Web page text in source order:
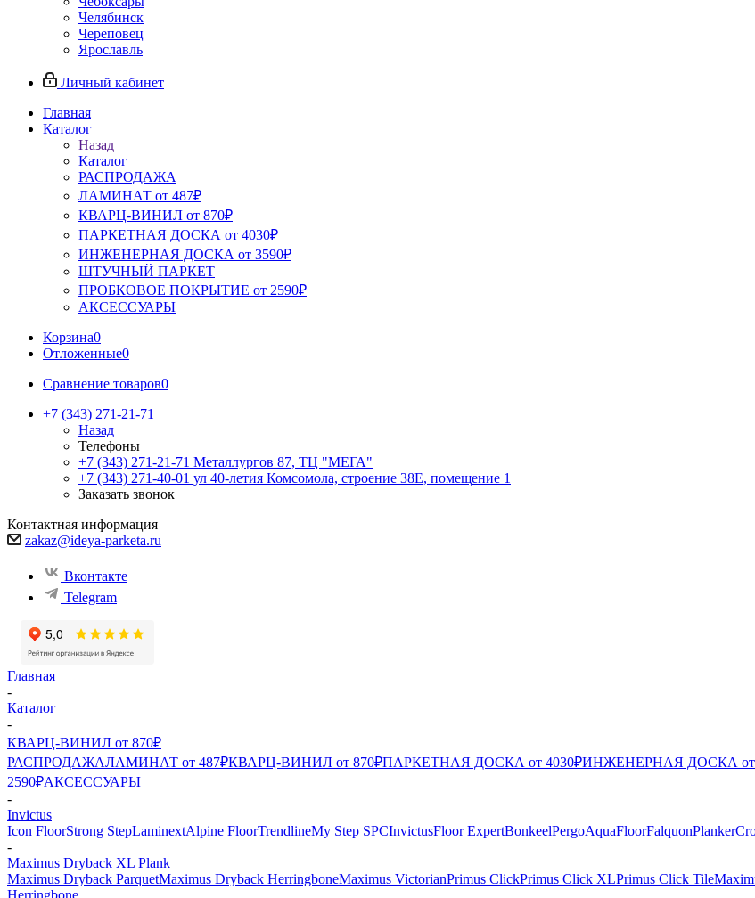
Челябинск
Череповец
Ярославль
Личный кабинет
Главная
Каталог
Назад
Каталог
РАСПРОДАЖА
ЛАМИНАТ от 487₽
КВАРЦ-ВИНИЛ от 870₽
ПАРКЕТНАЯ ДОСКА от 4030₽
ИНЖЕНЕРНАЯ ДОСКА от 3590₽
ШТУЧНЫЙ ПАРКЕТ
ПРОБКОВОЕ ПОКРЫТИЕ от 2590₽
АКСЕССУАРЫ
Корзина0
Отложенные0
Сравнение товаров0
+7 (343) 271-21-71
Назад
Телефоны
+7 (343) 271-21-71 Металлургов 87, ТЦ "МЕГА"
+7 (343) 271-40-01 ул 40-летия Комсомола, строение 38Е, помещение 1
Заказать звонок
Контактная информация
zakaz@ideya-parketa.ru
Вконтакте
Telegram
Главная
-
Каталог
-
КВАРЦ-ВИНИЛ от 870₽
РАСПРОДАЖАЛАМИНАТ от 487₽КВАРЦ-ВИНИЛ от 870₽ПАРКЕТНАЯ ДОСКА от 4030₽ИНЖЕНЕРНАЯ ДОСКА от
2590₽АКСЕССУАРЫ
-
Invictus
Icon FloorStrong StepLaminextAlpine FloorTrendlineMy Step SPCInvictusFloor ExpertBonkeelPergoAquaFloorFalquonPlanker
-
Maximus Dryback XL Plank
Maximus Dryback ParquetMaximus Dryback HerringboneMaximus VictorianPrimus ClickPrimus Click XLPrimus Click Tile
Herringbone